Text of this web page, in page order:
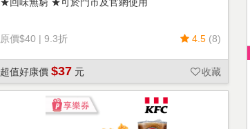
原價$40 | 9.3折 4.5 (8)
超值好康價 $37 元 收藏